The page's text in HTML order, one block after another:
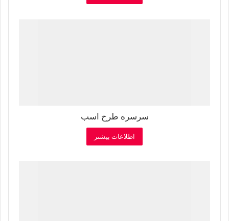
سرسره طرح اسب
اطلاعات بیشتر